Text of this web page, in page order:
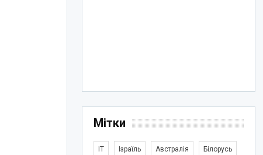
Мітки
IT Ізраїль Австралія Білорусь